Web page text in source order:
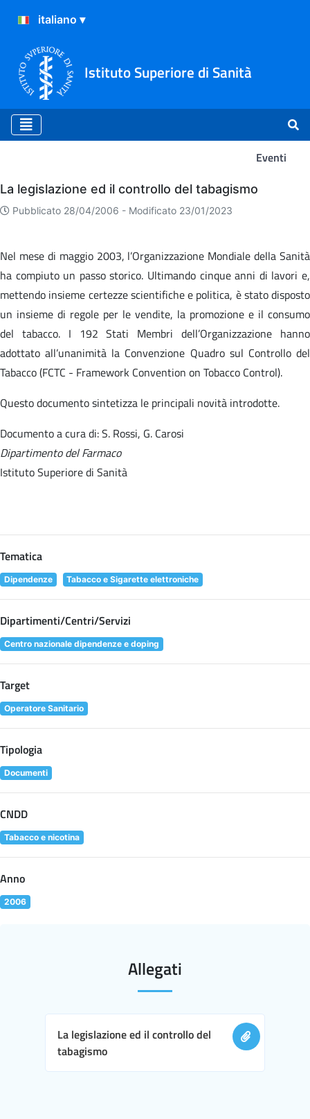
Istituto Superiore di Sanità
Eventi
Eventi
La legislazione ed il controllo del tabagismo
Pubblicato 28/04/2006 - Modificato 23/01/2023
Nel mese di maggio 2003, l’Organizzazione Mondiale della Sanità
ha compiuto un passo storico. Ultimando cinque anni di lavori e,
mettendo insieme certezze scientifiche e politica, è stato disposto
un insieme di regole per le vendite, la promozione e il consumo
del tabacco. I 192 Stati Membri dell’Organizzazione hanno
adottato all’unanimità la Convenzione Quadro sul Controllo del
Tabacco (FCTC - Framework Convention on Tobacco Control).
Questo documento sintetizza le principali novità introdotte.
Documento a cura di: S. Rossi, G. Carosi
Dipartimento del Farmaco
Istituto Superiore di Sanità
Tematica
Dipendenze Tabacco e Sigarette elettroniche
Dipartimenti/Centri/Servizi
Centro nazionale dipendenze e doping
Target
Operatore Sanitario
Tipologia
Documenti
CNDD
Tabacco e nicotina
Anno
2006
Allegati
La legislazione ed il controllo del
tabagismo